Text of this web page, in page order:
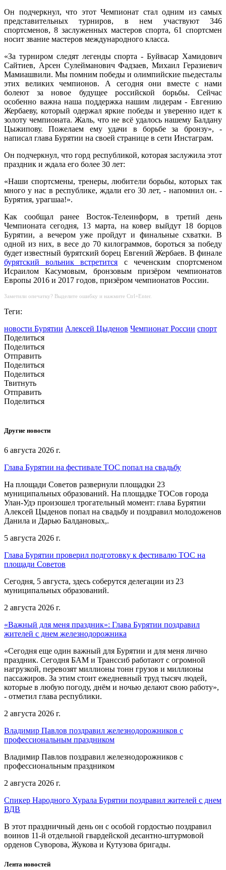
Он подчеркнул, что этот Чемпионат стал одним из самых
представительных турниров, в нем участвуют 346
спортсменов, 8 заслуженных мастеров спорта, 61 спортсмен
носит звание мастеров международного класса.
«За турниром следят легенды спорта - Буйвасар Хамидович
Сайтиев, Арсен Сулейманович Фадзаев, Михаил Геразиевич
Мамиашвили. Мы помним победы и олимпийские пьедесталы
этих великих чемпионов. А сегодня они вместе с нами
болеют за новое будущее российской борьбы. Сейчас
особенно важна наша поддержка нашим лидерам - Евгению
Жербаеву, который одержал яркие победы и уверенно идет к
золоту чемпионата. Жаль, что не всё удалось нашему Балдану
Цыжипову. Пожелаем ему удачи в борьбе за бронзу», -
написал глава Бурятии на своей странице в сети Инстаграм.
Он подчеркнул, что горд республикой, которая заслужила этот
праздник и ждала его более 30 лет:
«Наши спортсмены, тренеры, любители борьбы, которых так
много у нас в республике, ждали его 30 лет, - напомнил он. -
Бурятия, урагшаа!».
Как сообщал ранее Восток-Телеинформ, в третий день
Чемпионата сегодня, 13 марта, на ковер выйдут 18 борцов
Бурятии, а вечером уже пройдут и финальные схватки. В
одной из них, в весе до 70 килограммов, бороться за победу
будет известный бурятский борец Евгений Жербаев. В финале
бурятский вольник встретится с чеченским спортсменом
Исраилом Касумовым, бронзовым призёром чемпионатов
Европы 2016 и 2017 годов, призёром чемпионатов России.
Заметили опечатку? Выделите ошибку и нажмите Ctrl+Enter.
Теги:
новости Бурятии Алексей Цыденов Чемпионат России спорт
Поделиться
Поделиться
Отправить
Поделиться
Поделиться
Твитнуть
Отправить
Поделиться
Другие новости
6 августа 2026 г.
Глава Бурятии на фестивале ТОС попал на свадьбу
На площади Советов развернули площадки 23
муниципальных образований. На площадке ТОСов города
Улан-Удэ произошел трогательный момент: глава Бурятии
Алексей Цыденов попал на свадьбу и поздравил молодоженов
Данила и Дарью Балдановых,.
5 августа 2026 г.
Глава Бурятии проверил подготовку к фестивалю ТОС на
площади Советов
Сегодня, 5 августа, здесь соберутся делегации из 23
муниципальных образований.
2 августа 2026 г.
«Важный для меня праздник»: Глава Бурятии поздравил
жителей с днем железнодорожника
«Сегодня еще один важный для Бурятии и для меня лично
праздник. Сегодня БАМ и Транссиб работают с огромной
нагрузкой, перевозят миллионы тонн грузов и миллионы
пассажиров. За этим стоит ежедневный труд тысяч людей,
которые в любую погоду, днём и ночью делают свою работу»,
- отметил глава республики.
2 августа 2026 г.
Владимир Павлов поздравил железнодорожников с
профессиональным праздником
Владимир Павлов поздравил железнодорожников с
профессиональным праздником
2 августа 2026 г.
Спикер Народного Хурала Бурятии поздравил жителей с днем
ВДВ
В этот праздничный день он с особой гордостью поздравил
воинов 11-й отдельной гвардейской десантно-штурмовой
орденов Суворова, Жукова и Кутузова бригады.
Лента новостей